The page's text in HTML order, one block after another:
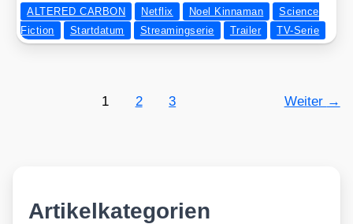
ALTERED CARBON Netflix Noel Kinnaman
Science
Fiction
Startdatum Streamingserie Trailer TV-Serie
1 2 3 Weiter →
Artikelkategorien